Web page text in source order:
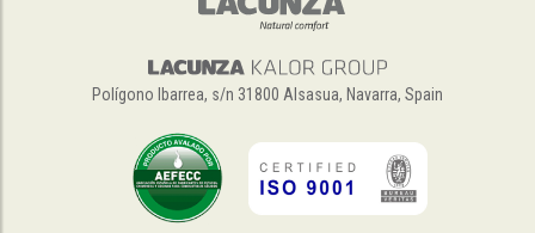
Polígono Ibarrea, s/n 31800 Alsasua, Navarra, Spain